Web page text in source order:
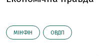
МІНФІН ОВДП